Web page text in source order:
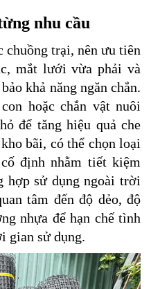
nhu cầu
chuồng trại, nên ưu tiên
mắt lưới vừa phải và
khả năng ngăn chắn.
hoặc chắn vật nuôi
để tăng hiệu quả che
bãi, có thể chọn loại
định nhằm tiết kiệm
hợp sử dụng ngoài trời
tâm đến độ dẻo, độ
nhựa để hạn chế tình
gian sử dụng.